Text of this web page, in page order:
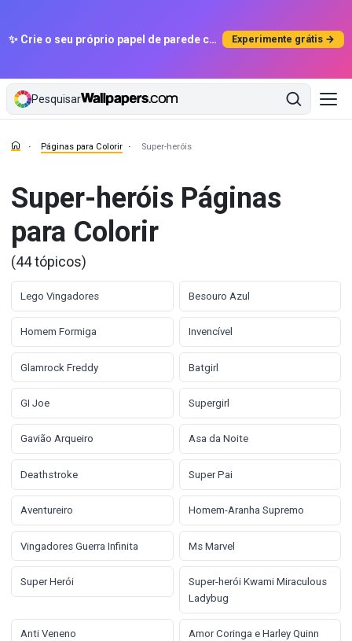
✨ Crie o seu próprio papel de parede com IA Experimente grátis →
Pesquisar
Páginas para Colorir Super-heróis
Super-heróis Páginas
para Colorir
(44 tópicos)
Lego Vingadores Besouro Azul
Homem Formiga Invencível
Glamrock Freddy Batgirl
GI Joe Supergirl
Gavião Arqueiro Asa da Noite
Deathstroke Super Pai
Aventureiro Homem-Aranha Supremo
Vingadores Guerra Infinita Ms Marvel
Super Herói
Super-herói Kwami Miraculous
Ladybug
Anti Veneno Amor Coringa e Harley Quinn